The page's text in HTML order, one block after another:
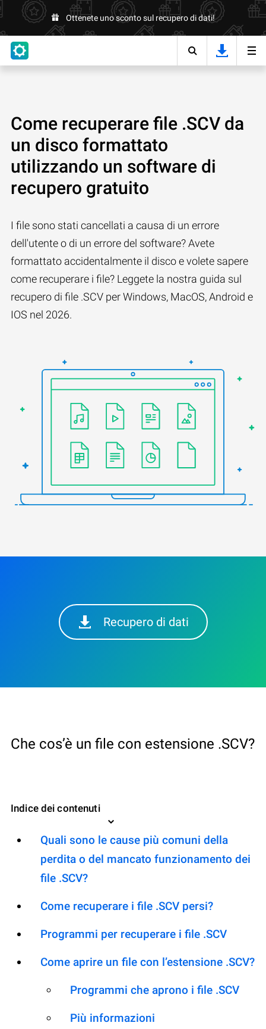
Ottenete uno sconto sul recupero di dati!
Come recuperare file .SCV da
un disco formattato
utilizzando un software di
recupero gratuito
I file sono stati cancellati a causa di un errore
dell'utente o di un errore del software? Avete
formattato accidentalmente il disco e volete sapere
come recuperare i file? Leggete la nostra guida sul
recupero di file .SCV per Windows, MacOS, Android e
IOS nel 2026.
Recupero di dati
Che cos’è un file con estensione .SCV?
Indice dei contenuti
Quali sono le cause più comuni della
perdita o del mancato funzionamento dei
file .SCV?
Come recuperare i file .SCV persi?
Programmi per recuperare i file .SCV
Come aprire un file con l’estensione .SCV?
Programmi che aprono i file .SCV
Più informazioni